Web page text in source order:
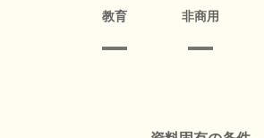
教育 非商用